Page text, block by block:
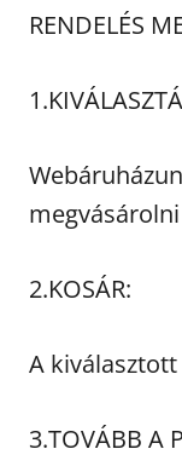
RENDELÉS
2.KOSÁR:
A
3.TOVÁBB A